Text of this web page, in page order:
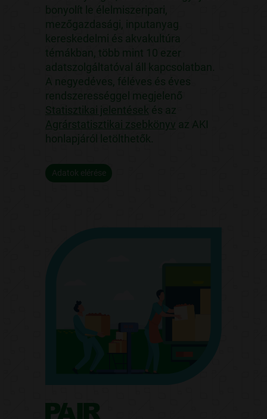
bonyolít le élelmiszeripari,
mezőgazdasági, inputanyag
kereskedelmi és akvakultúra
témákban, több mint 10 ezer
adatszolgáltatóval áll kapcsolatban.
A negyedéves, féléves és éves
rendszerességgel megjelenő
Statisztikai jelentések és az
Agrárstatisztikai zsebkönyv az AKI
honlapjáról letölthetők.
Adatok elérése